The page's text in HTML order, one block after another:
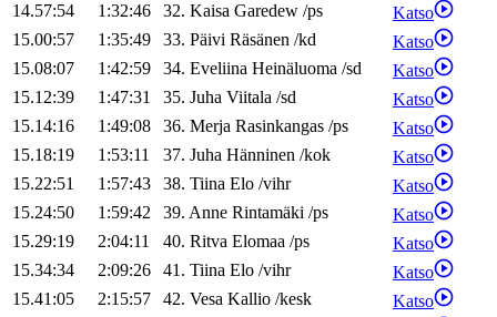
14.57:54
1:32:46 32. Kaisa Garedew /ps
Katso
15.00:57
1:35:49 33. Päivi Räsänen /kd
Katso
15.08:07
1:42:59 34. Eveliina Heinäluoma /sd
Katso
15.12:39
1:47:31 35. Juha Viitala /sd
Katso
15.14:16
1:49:08 36. Merja Rasinkangas /ps
Katso
15.18:19
1:53:11 37. Juha Hänninen /kok
Katso
15.22:51
1:57:43 38. Tiina Elo /vihr
Katso
15.24:50
1:59:42 39. Anne Rintamäki /ps
Katso
15.29:19
2:04:11 40. Ritva Elomaa /ps
Katso
15.34:34
2:09:26 41. Tiina Elo /vihr
Katso
15.41:05
2:15:57 42. Vesa Kallio /kesk
Katso